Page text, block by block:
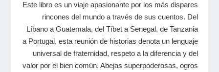
Este libro es un viaje apasionante por los más dispares
rincones del mundo a través de sus cuentos. Del
Líbano a Guatemala, del Tíbet a Senegal, de Tanzania
a Portugal, esta reunión de historias denota un lenguaje
universal de fraternidad, respeto a la diferencia y del
valor por el bien común. Abejas superpoderosas, ogros